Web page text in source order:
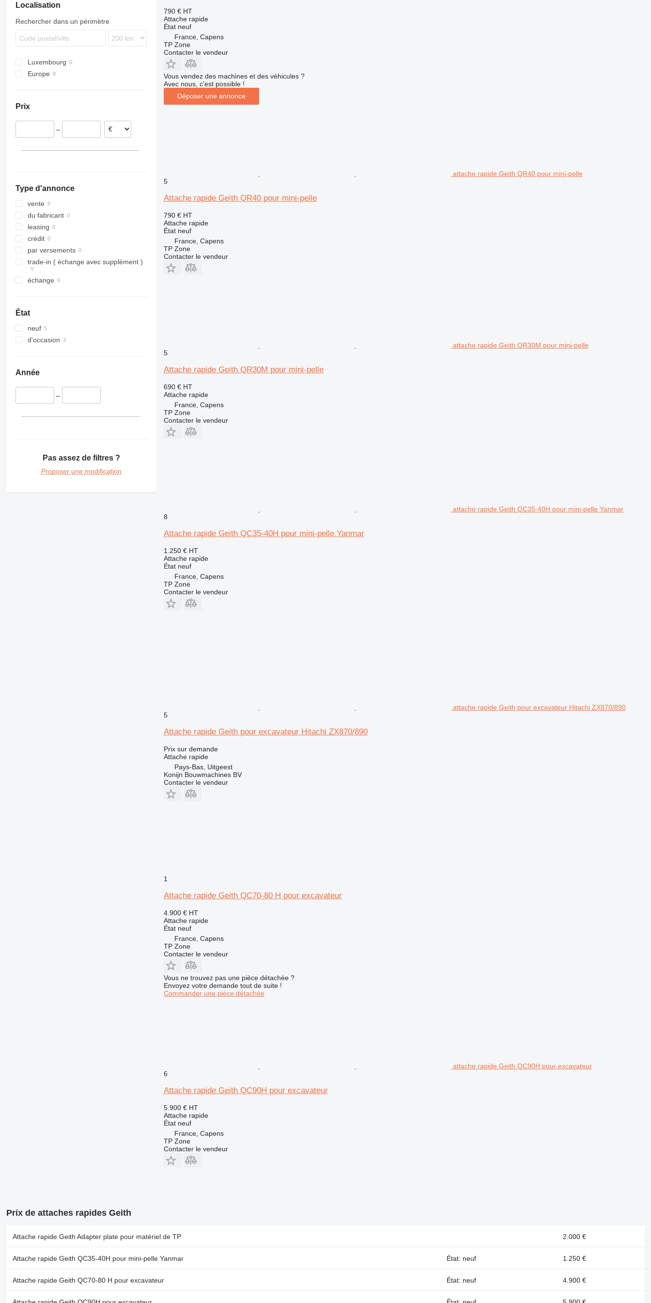
1188
W-series
305
308
311
313
314
320
326
329
330
336
340
345
349
374
424
426
432
434
938
950
8060
JS
824
LRB
R-series
WE
ECR
EWR
L-series
Localisation
Rechercher dans un périmètre
Luxembourg
Europe
Prix
–
Type d'annonce
vente
du fabricant
leasing
crédit
par versements
trade-in ( échange avec supplément )
échange
État
neuf
d'occasion
Année
–
Pas assez de filtres ?
Proposer une modification
790 € HT
Attache rapide
Étatneuf
France, Capens
TP Zone
Contacter le vendeur
Vous vendez des machines et des véhicules ?
Avec nous, c'est possible !
Déposer une annonce
attache rapide Geith QR40 pour mini-pelle
5
Attache rapide Geith QR40 pour mini-pelle
790 € HT
Attache rapide
Étatneuf
France, Capens
TP Zone
Contacter le vendeur
attache rapide Geith QR30M pour mini-pelle
5
Attache rapide Geith QR30M pour mini-pelle
690 € HT
Attache rapide
France, Capens
TP Zone
Contacter le vendeur
attache rapide Geith QC35-40H pour mini-pelle Yanmar
8
Attache rapide Geith QC35-40H pour mini-pelle Yanmar
1.250 € HT
Attache rapide
Étatneuf
France, Capens
TP Zone
Contacter le vendeur
attache rapide Geith pour excavateur Hitachi ZX870/890
5
Attache rapide Geith pour excavateur Hitachi ZX870/890
Prix sur demande
Attache rapide
Pays-Bas, Uitgeest
Konijn Bouwmachines BV
Contacter le vendeur
1
Attache rapide Geith QC70-80 H pour excavateur
4.900 € HT
Attache rapide
Étatneuf
France, Capens
TP Zone
Contacter le vendeur
Vous ne trouvez pas une pièce détachée ?
Envoyez votre demande tout de suite !
Commander une pièce détachée
attache rapide Geith QC90H pour excavateur
6
Attache rapide Geith QC90H pour excavateur
5.900 € HT
Attache rapide
Étatneuf
France, Capens
TP Zone
Contacter le vendeur
Prix de attaches rapides Geith
Attache rapide Geith Adapter plate pour matériel de TP 2.000 €
Attache rapide Geith QC35-40H pour mini-pelle Yanmar État: neuf 1.250 €
Attache rapide Geith QC70-80 H pour excavateur État: neuf 4.900 €